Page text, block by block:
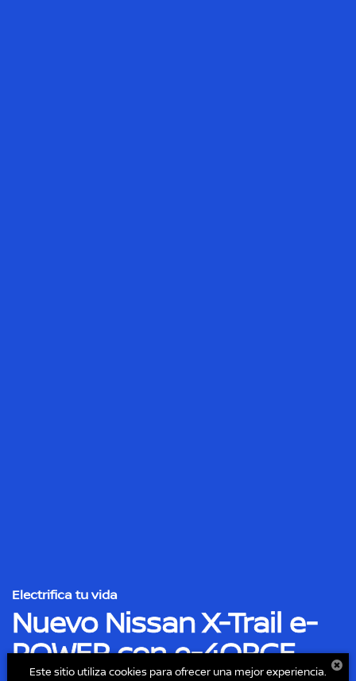
Electrifica tu vida
Nuevo Nissan X-Trail e-
POWER con e-4ORCE
Este sitio utiliza cookies para ofrecer una mejor experiencia.